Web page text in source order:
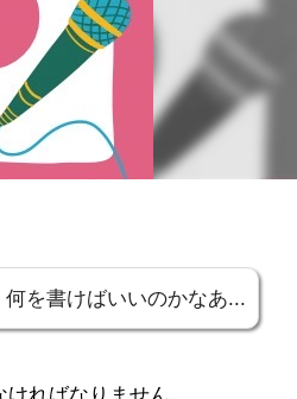
を書けばいいのかなあ...
ければなりません。